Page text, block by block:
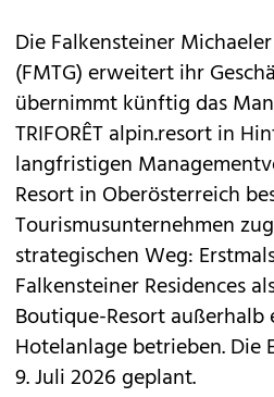
Die Falkensteiner
(FMTG) erweitert ihr
übernimmt künftig das
TRIFORÊT alpin.resort in
langfristigen
Resort in Oberösterreich
Tourismusunternehmen
strategischen Weg:
Falkensteiner Residences
Boutique-Resort außerhalb
Hotelanlage betrieben. Die
9. Juli 2026 geplant.